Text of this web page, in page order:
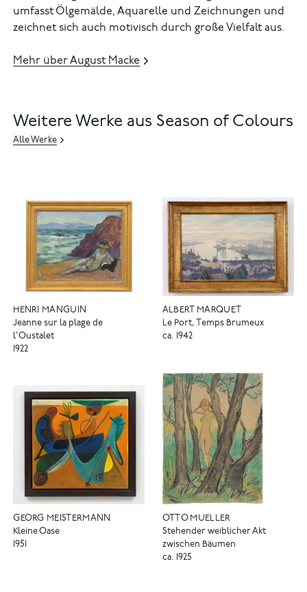
umfasst Ölgemälde, Aquarelle und Zeichnungen und
zeichnet sich auch motivisch durch große Vielfalt aus.
Mehr über August Macke
Weitere Werke aus Season of Colours
Alle Werke
HENRI MANGUIN
Jeanne sur la plage de
l'Oustalet
1922
ALBERT MARQUET
Le Port, Temps Brumeux
ca. 1942
GEORG MEISTERMANN
Kleine Oase
1951
OTTO MUELLER
Stehender weiblicher Akt
zwischen Bäumen
ca. 1925